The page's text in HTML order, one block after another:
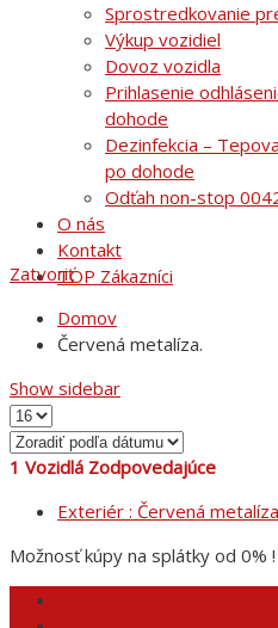
Sprostredkovanie
Výkup vozidiel
Dovoz vozidla
Prihlasenie
dohode
Dezinfekcia –
po dohode
Odťah non-stop
O nás
Kontakt
TOP Zákazníci
Zatvoriť
Domov
Červená metalíza.
Show sidebar
1 Vozidlá Zodpovedajúce
Exteriér : Červená
Možnosť kúpy na splátky od 0% !